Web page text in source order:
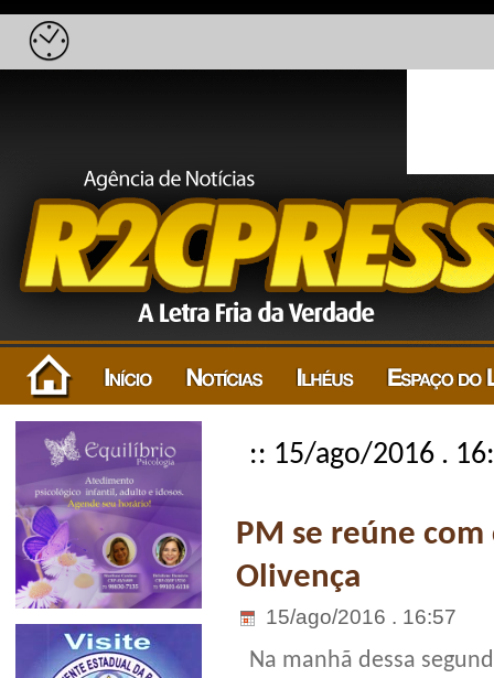
:: 15/ago/2016 .
PM se reúne
Olivença
15/ago/2016 . 16:57
Na manhã dessa